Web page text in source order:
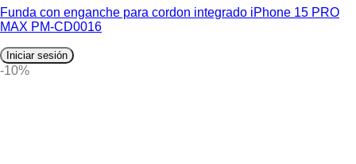
Funda con enganche para cordon integrado iPhone 15 PRO
MAX PM-CD0016
Iniciar sesión
-10%